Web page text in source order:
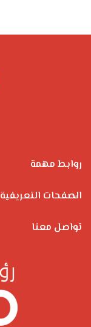
روابط مهمة
الصفحات التعريفية
تواصل معنا